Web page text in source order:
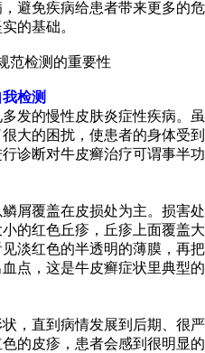
避免疾病给患者带来更多的危
的基础。
检测
发的慢性皮肤炎症性疾病。虽
大的困扰，使患者的身体受到
诊断对牛皮癣治疗可谓事半功
屑覆盖在皮损处为主。损害处
的红色丘疹，丘疹上面覆盖大
淡红色的半透明的薄膜，再把
点，这是牛皮癣症状里典型的
，直到病情发展到后期、很严
的皮疹，患者会感到很明显的